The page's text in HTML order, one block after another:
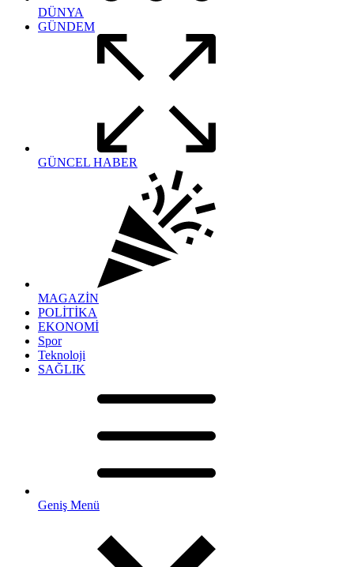
DÜNYA
GÜNDEM
GÜNCEL HABER
MAGAZİN
POLİTİKA
EKONOMİ
Spor
Teknoloji
SAĞLIK
Geniş Menü